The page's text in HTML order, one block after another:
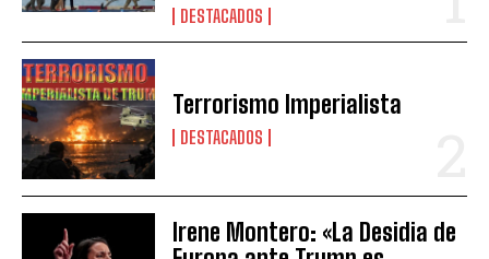
DESTACADOS
Terrorismo Imperialista
DESTACADOS
Irene Montero: «La Desidia de